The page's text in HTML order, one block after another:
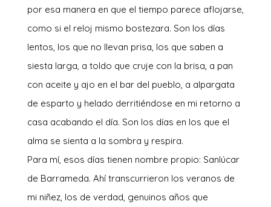
por esa manera en que el tiempo parece aflojarse,
como si el reloj mismo bostezara. Son los días
lentos, los que no llevan prisa, los que saben a
siesta larga, a toldo que cruje con la brisa, a pan
con aceite y ajo en el bar del pueblo, a alpargata
de esparto y helado derritiéndose en mi retorno a
casa acabando el día. Son los días en los que el
alma se sienta a la sombra y respira.
Para mí, esos días tienen nombre propio: Sanlúcar
de Barrameda. Ahí transcurrieron los veranos de
mi niñez, los de verdad, genuinos años que